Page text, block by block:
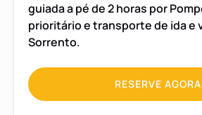
guiada a pé de 2 horas por
prioritário e transporte de ida e
Sorrento.
RESERVE AGORA